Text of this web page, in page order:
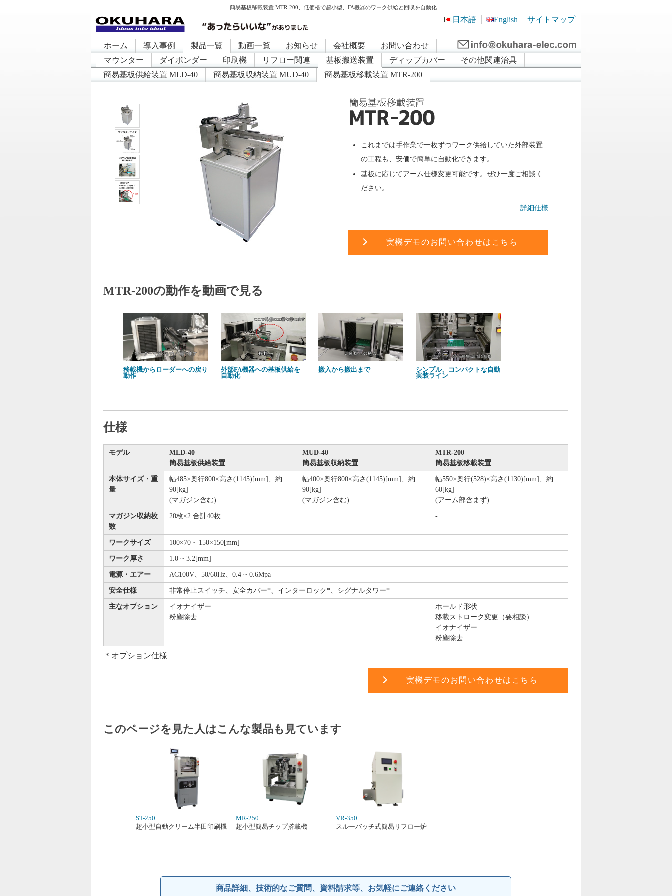
簡易基板移載装置 MTR-200、低価格で超小型、FA機器のワーク供給と回収を自動化
日本語 English サイトマップ
ホーム 導入事例 製品一覧 動画一覧 お知らせ 会社概要
お問い合わせ
マウンター
ダイボンダー 印刷機 リフロー関連 基板搬送装置 ディップカバー
その他関連治具
簡易基板供給装置 MLD-40
簡易基板収納装置 MUD-40 簡易基板移載装置 MTR-200
これまでは手作業で一枚ずつワーク供給していた外部装置
の工程も、安価で簡単に自動化できます。
基板に応じてアーム仕様変更可能です。ぜひ一度ご相談く
ださい。
詳細仕様
実機デモのお問い合わせはこちら
MTR-200の動作を動画で見る
移載機からローダーへの戻り
動作
外部FA機器への基板供給を
自動化
搬入から搬出まで
シンプル、コンパクトな自動
実装ライン
仕様
モデル
MLD-40
簡易基板供給装置
MUD-40
簡易基板収納装置
MTR-200
簡易基板移載装置
本体サイズ・重
量
幅485×奥行800×高さ(1145)[mm]、約
90[kg]
(マガジン含む)
幅400×奥行800×高さ(1145)[mm]、約
90[kg]
(マガジン含む)
幅550×奥行(528)×高さ(1130)[mm]、約
60[kg]
(アーム部含まず)
マガジン収納枚
数
20枚×2 合計40枚 -
ワークサイズ
100×70 ~ 150×150[mm]
ワーク厚さ
1.0 ~ 3.2[mm]
電源・エアー
AC100V、50/60Hz、0.4 ~ 0.6Mpa
安全仕様
非常停止スイッチ、安全カバー*、インターロック*、シグナルタワー*
主なオプション
イオナイザー
粉塵除去
ホールド形状
移載ストローク変更（要相談）
イオナイザー
粉塵除去
＊オプション仕様
実機デモのお問い合わせはこちら
このページを見た人はこんな製品も見ています
ST-250
超小型自動クリーム半田印刷機
MR-250
超小型簡易チップ搭載機
VR-350
スルーバッチ式簡易リフロー炉
商品詳細、技術的なご質問、資料請求等、お気軽にご連絡ください